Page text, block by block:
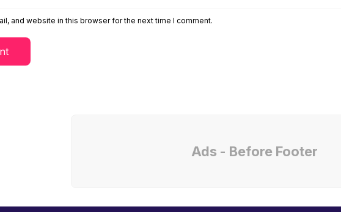
and website in this browser for the next time I comment.
Ads - Before Footer